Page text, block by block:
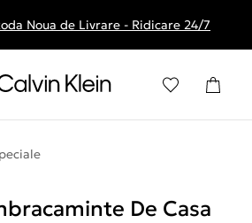
la comenzile de peste 250 RON
Noua de Livrare - Ridicare 24/7
De Casa